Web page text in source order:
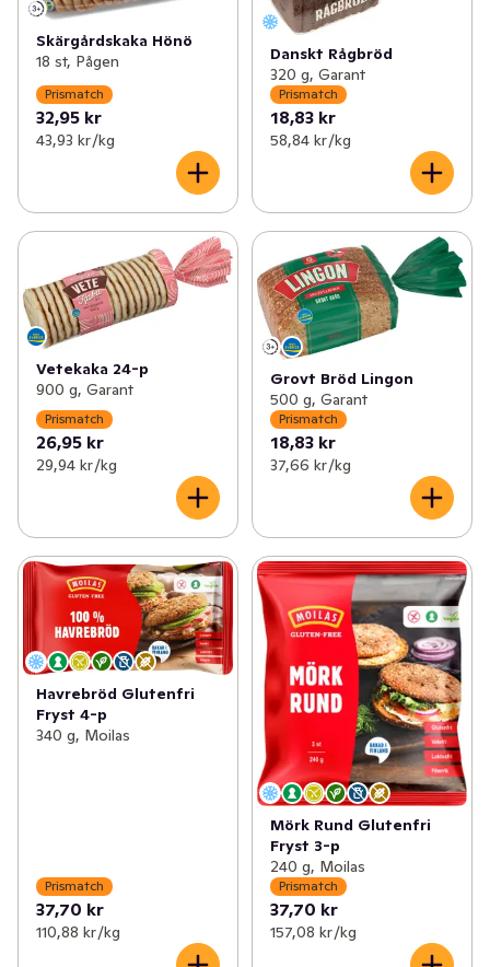
Skärgårdskaka Hönö
18 st, Pågen
Prismatch
32,95 kr
43,93 kr /kg
Danskt Rågbröd
320 g, Garant
Prismatch
18,83 kr
58,84 kr /kg
Vetekaka 24-p
900 g, Garant
Prismatch
26,95 kr
29,94 kr /kg
Grovt Bröd Lingon
500 g, Garant
Prismatch
18,83 kr
37,66 kr /kg
Havrebröd Glutenfri
Fryst 4-p
340 g, Moilas
Prismatch
37,70 kr
110,88 kr /kg
Mörk Rund Glutenfri
Fryst 3-p
240 g, Moilas
Prismatch
37,70 kr
157,08 kr /kg